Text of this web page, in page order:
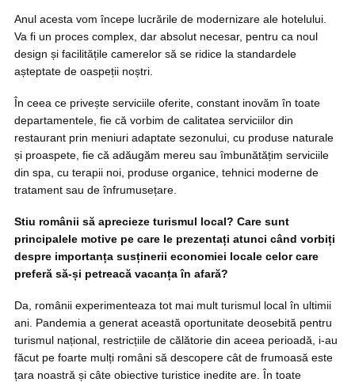
Anul acesta vom începe lucrările de modernizare ale hotelului.
Va fi un proces complex, dar absolut necesar, pentru ca noul
design și facilitățile camerelor să se ridice la standardele
așteptate de oaspeții noștri.
În ceea ce privește serviciile oferite, constant inovăm în toate
departamentele, fie că vorbim de calitatea serviciilor din
restaurant prin meniuri adaptate sezonului, cu produse naturale
și proaspete, fie că adăugăm mereu sau îmbunătățim serviciile
din spa, cu terapii noi, produse organice, tehnici moderne de
tratament sau de înfrumusețare.
Stiu românii să aprecieze turismul local? Care sunt
principalele motive pe care le prezentați atunci când vorbiți
despre importanța susținerii economiei locale celor care
preferă să-și petreacă vacanța în afară?
Da, românii experimenteaza tot mai mult turismul local în ultimii
ani. Pandemia a generat această oportunitate deosebită pentru
turismul național, restricțiile de călătorie din aceea perioadă, i-au
făcut pe foarte mulți români să descopere cât de frumoasă este
țara noastră și câte obiective turistice inedite are. În toate